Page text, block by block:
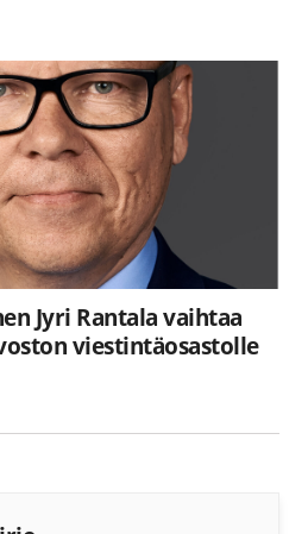
Jyri Rantala vaihtaa
viestintäosastolle